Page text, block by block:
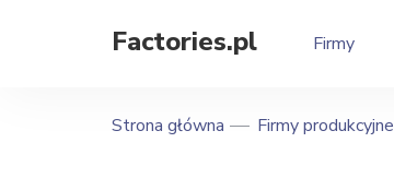
Factories.pl Firmy
Strona główna Firmy produkcyjne